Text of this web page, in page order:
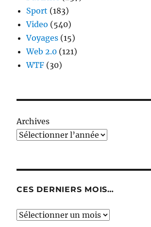
Sport (183)
Video (540)
Voyages (15)
Web 2.0 (121)
WTF (30)
Archives
CES DERNIERS MOIS…
Ces